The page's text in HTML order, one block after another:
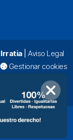
Irratia| Aviso Legal
Gestionar cookies
|